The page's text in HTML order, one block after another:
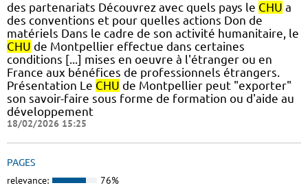
des partenariats Découvrez avec quels pays le CHU a
des conventions et pour quelles actions Don de
matériels Dans le cadre de son activité humanitaire, le
CHU de Montpellier effectue dans certaines
conditions [...] mises en oeuvre à l'étranger ou en
France aux bénéfices de professionnels étrangers.
Présentation Le CHU de Montpellier peut "exporter"
son savoir-faire sous forme de formation ou d'aide au
développement
18/02/2026 15:25
PAGES
relevance: 76%